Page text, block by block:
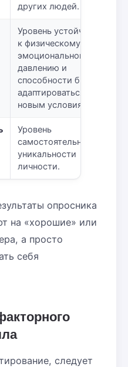
других людей.
Уровень устойчивости
к физическому и
эмоциональному
давлению и
способности быстро
адаптироваться к
новым условиям.
Уровень
самостоятельности и
уникальности
личности.
опросника
на «хорошие» или
а просто
себя
следует